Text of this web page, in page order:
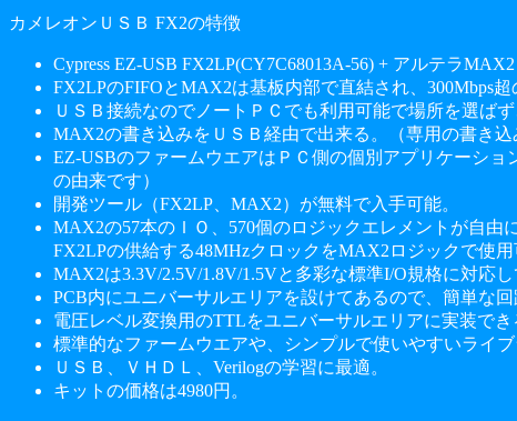
カメレオンＵＳＢ FX2の特徴
Cypress EZ-USB FX2LP(CY7C68013A-56) + アルテラMAX2
FX2LPのFIFOとMAX2は基板内部で直結され、300Mbps
ＵＳＢ接続なのでノートＰＣでも利用可能で場所を選ばず
MAX2の書き込みをＵＳＢ経由で出来る。（専用の書き込
EZ-USBのファームウエアはＰＣ側の個別アプリケーシ
の由来です）
開発ツール（FX2LP、MAX2）が無料で入手可能。
MAX2の57本のＩＯ、570個のロジックエレメントが自由
FX2LPの供給する48MHzクロックをMAX2ロジックで使用
MAX2は3.3V/2.5V/1.8V/1.5Vと多彩な標準I/O規格に対応
PCB内にユニバーサルエリアを設けてあるので、簡単な
電圧レベル変換用のTTLをユニバーサルエリアに実装で
標準的なファームウエアや、シンプルで使いやすいライ
ＵＳＢ、ＶＨＤＬ、Verilogの学習に最適。
キットの価格は4980円。